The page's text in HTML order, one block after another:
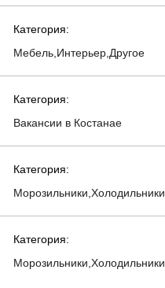
Категория:
Мебель,Интерьер,Другое
Категория:
Вакансии в Костанае
Категория:
Морозильники,Холодильники
Категория:
Морозильники,Холодильники